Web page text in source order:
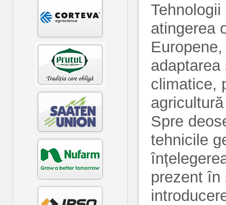
atingerea
climatice,
Spre
tehnicile
prezent în